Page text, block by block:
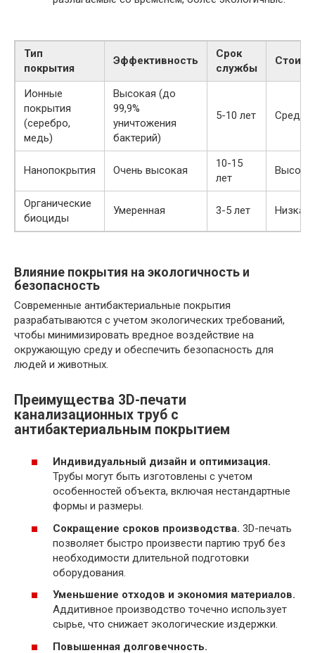
Тип
покрытия
Эффективность
Срок
службы
Ионные
покрытия
(серебро,
медь)
Высокая (до
99,9%
уничтожения
бактерий)
5-10 лет
Нанопокрытия Очень высокая
10-15
лет
Органические
биоциды
Умеренная 3-5 лет Низкая
Влияние покрытия на экологичность и
безопасность
Современные антибактериальные покрытия
разрабатываются с учетом экологических требований,
чтобы минимизировать вредное воздействие на
окружающую среду и обеспечить безопасность для
людей и животных.
Преимущества 3D-печати
канализационных труб с
антибактериальным покрытием
Индивидуальный дизайн и оптимизация.
Трубы могут быть изготовлены с учетом
особенностей объекта, включая нестандартные
формы и размеры.
Сокращение сроков производства. 3D-печать
позволяет быстро произвести партию труб без
необходимости длительной подготовки
оборудования.
Уменьшение отходов и экономия материалов.
Аддитивное производство точечно использует
сырье, что снижает экологические издержки.
Повышенная долговечность.